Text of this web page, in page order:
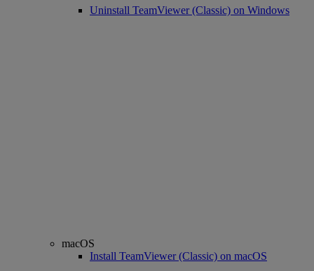
Uninstall TeamViewer (Classic) on Windows
macOS
Install TeamViewer (Classic) on macOS